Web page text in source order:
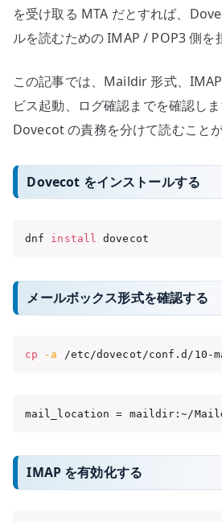
を受け取る MTA だとすれば、
ルを読むための IMAP / POP3 側を
この記事では、Maildir 形式、
ビス起動、ログ確認までを確認し
Dovecot の責務を分けて読むことが
Dovecot をインストールする
dnf install dovecot
メールボックス形式を確認する
cp -a /etc/dovecot/conf.d/10-
mail_location = maildir:~/
IMAP を有効化する